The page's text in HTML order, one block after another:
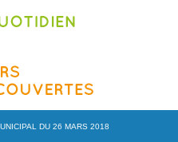
DU 26 MARS 2018